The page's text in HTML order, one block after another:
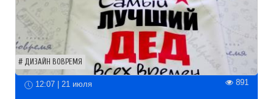
ДИЗАЙН ВОВРЕМЯ
12:07 | 21 июля 891